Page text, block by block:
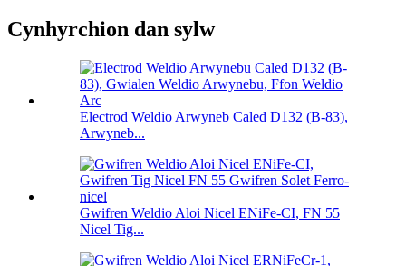
Cynhyrchion dan sylw
Electrod Weldio Arwyneb Caled D132 (B-83),
Arwyneb...
Gwifren Weldio Aloi Nicel ENiFe-CI, FN 55
Nicel Tig...